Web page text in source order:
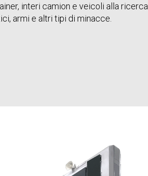
interi camion e veicoli alla ricerca
armi e altri tipi di minacce.